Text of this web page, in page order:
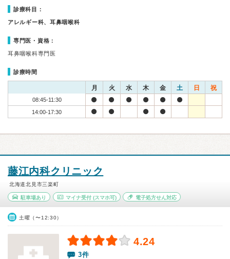
診療科目：
アレルギー科、耳鼻咽喉科
専門医・資格：
耳鼻咽喉科専門医
診療時間
月 火 水 木 金 土 日 祝
08:45-11:30
14:00-17:30
藤江内科クリニック
北海道北見市三楽町
駐車場あり マイナ受付(スマホ可) 電子処方せん対応
土曜（〜12:30）
4.24
3件